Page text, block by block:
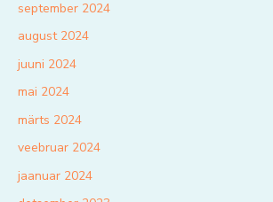
september 2024
august 2024
juuni 2024
mai 2024
märts 2024
veebruar 2024
jaanuar 2024